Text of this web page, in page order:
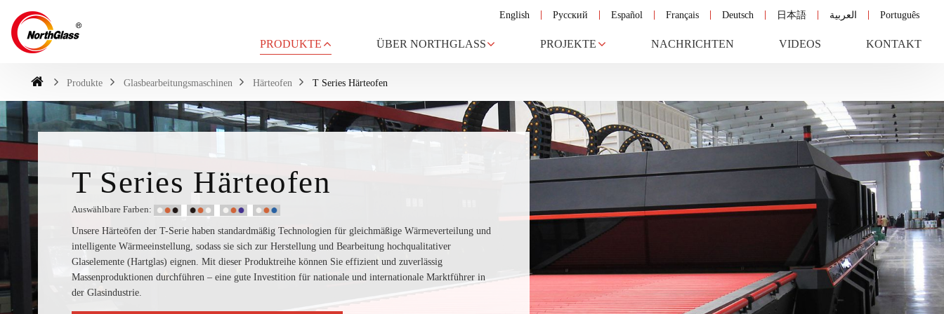
English Русский Español Français Deutsch 日本語 العربية Português
PRODUKTE ÜBER NORTHGLASS PROJEKTE NACHRICHTEN VIDEOS KONTAKT
Produkte Glasbearbeitungsmaschinen Härteofen T Series Härteofen
T Series Härteofen
Auswählbare Farben:
Unsere Härteöfen der T-Serie haben standardmäßig Technologien für gleichmäßige Wärmeverteilung und
intelligente Wärmeeinstellung, sodass sie sich zur Herstellung und Bearbeitung hochqualitativer
Glaselemente (Hartglas) eignen. Mit dieser Produktreihe können Sie effizient und zuverlässig
Massenproduktionen durchführen – eine gute Investition für nationale und internationale Marktführer in
der Glasindustrie.